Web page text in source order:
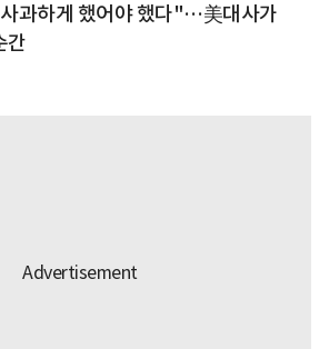
과하게 했어야 했다"…美대사가
간